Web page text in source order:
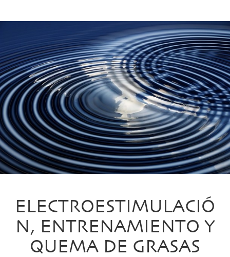
ELECTROESTIMULACIÓ
N, ENTRENAMIENTO Y
QUEMA DE GRASAS